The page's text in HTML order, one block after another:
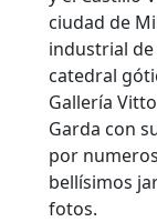
ciudad de
industrial
catedral
Gallería
Garda con
por
bellísimos
fotos.